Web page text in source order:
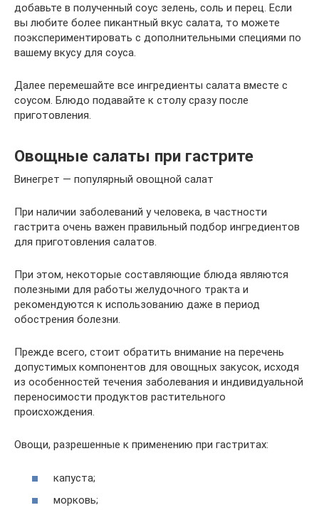
добавьте в полученный соус зелень, соль и перец. Если
вы любите более пикантный вкус салата, то можете
поэкспериментировать с дополнительными специями по
вашему вкусу для соуса.
Далее перемешайте все ингредиенты салата вместе с
соусом. Блюдо подавайте к столу сразу после
приготовления.
Овощные салаты при гастрите
Винегрет — популярный овощной салат
При наличии заболеваний у человека, в частности
гастрита очень важен правильный подбор ингредиентов
для приготовления салатов.
При этом, некоторые составляющие блюда являются
полезными для работы желудочного тракта и
рекомендуются к использованию даже в период
обострения болезни.
Прежде всего, стоит обратить внимание на перечень
допустимых компонентов для овощных закусок, исходя
из особенностей течения заболевания и индивидуальной
переносимости продуктов растительного
происхождения.
Овощи, разрешенные к применению при гастритах:
капуста;
морковь;